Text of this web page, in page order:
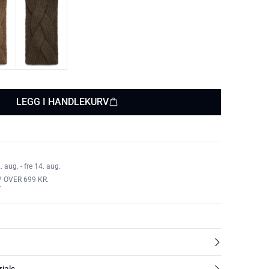
LEGG I HANDLEKURV
aug. - fre 14. aug.
OVER 699 KR.